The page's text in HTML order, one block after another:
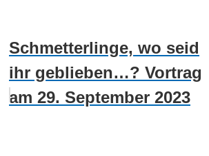
Schmetterlinge, wo seid
ihr geblieben…? Vortrag
am 29. September 2023